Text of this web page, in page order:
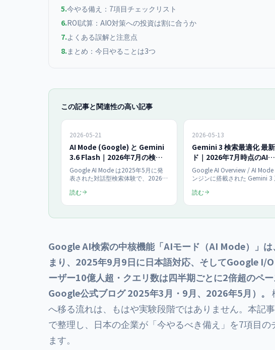
5.今やる備え：7項目チェックリスト
6.ROI試算：AIO対策への投資は割に合うか
7.よくある誤解と注意点
8.まとめ：今日やることは3つ
この記事と関連性の高い記事
2026-05-21
AI Mode (Google) と Gemini
3.6 Flash｜2026年7月の検索
体験変化を整理
Google AI Mode は2025年5月に発
表された対話型検索体験で、2026年
Gemini 3.5 Flash がバックエンドに
れています。AI Mode と AI Overview
で整理します。
読む
2026-05-13
Gemini 3 検索最適化 最
ド｜2026年7月時点のAI
Overview対応
Google AI Overview / AI Mode
ンジンに搭載された Gemini 3
に、2026年7月時点で求められ
化。法人サイトが今すぐ着手
読む
Google AI検索の中核機能「AIモード（AI Mode）」
まり、2025年9月9日に日本語対応、そしてGoogle I/
ーザー10億人超・クエリ数は四半期ごとに2倍超のペ
Google公式ブログ 2025年3月・9月、2026年5月）。
へ移る流れは、もはや実験段階ではありません。本記
で整理し、日本の企業が「今やるべき備え」を7項目
ます。